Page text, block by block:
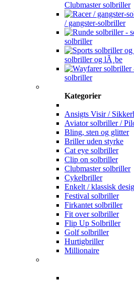
Clubmaster solbriller
/ gangster-solbriller
solbriller
solbriller og lÃ¸be
solbriller
Kategorier
Ansigts Visir /
Aviator solbriller /
Bling, sten og glitter
Briller uden styrke
Cat eye solbriller
Clip on solbriller
Clubmaster solbriller
Cykelbriller
Enkelt / klassisk
Festival solbriller
Firkantet solbriller
Fit over solbriller
Flip Up Solbriller
Golf solbriller
Hurtigbriller
Millionaire